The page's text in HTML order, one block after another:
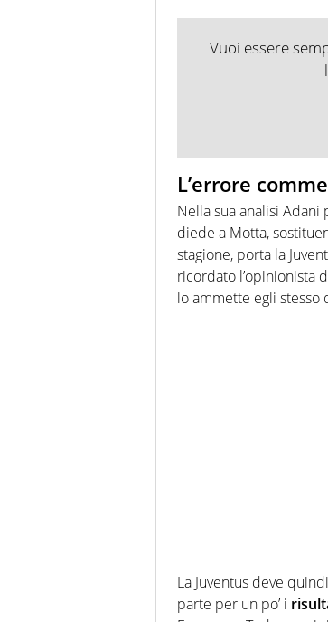
Vuoi essere
L’errore
Nella sua analisi
diede a Motta,
stagione, porta la
ricordato l’opinionista
lo ammette egli stesso
La Juventus deve
parte per un po’ i